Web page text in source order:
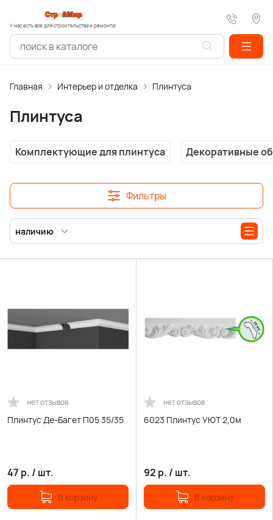
У нас есть все для строительства и ремонта!
Главная Интерьер и отделка Плинтуса
Плинтуса
Комплектующие для плинтуса Декоративные
Фильтры
наличию
нет отзывов
Плинтус Де-Багет П05 35/35
47 р. / шт.
В корзину
нет отзывов
6023 Плинтус УЮТ 2,0м
92 р. / шт.
В корзину